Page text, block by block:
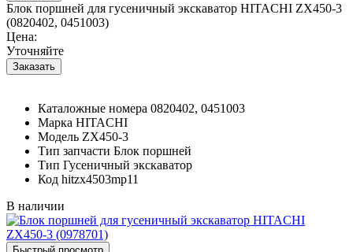
Блок поршней для гусеничный экскаватор HITACHI ZX450-3
(0820402, 0451003)
Цена:
Уточняйте
Каталожные номера 0820402, 0451003
Марка HITACHI
Модель ZX450-3
Тип запчасти Блок поршней
Тип Гусеничный экскаватор
Код hitzx4503mp11
В наличии